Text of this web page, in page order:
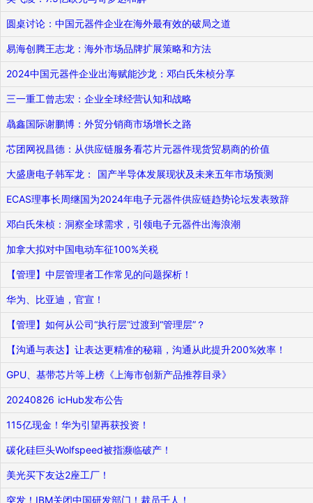
圆桌讨论：中国元器件企业在海外最有效的破局之道
易海创腾王志龙：海外市场品牌扩展策略和方法
2024中国元器件企业出海赋能沙龙：邓白氏朱桢分享
三一重工曾志宏：企业全球经营认知和战略
骉鑫国际谢鹏博：外贸分销商市场增长之路
芯团网祝昌德：从供应链服务看芯片元器件现货贸易商的价值
大盛唐电子韩军龙： 国产半导体发展现状及未来五年市场预测
ECAS理事长周继国为2024年电子元器件供应链趋势论坛发表致辞
邓白氏朱桢：洞察全球需求，引领电子元器件出海浪潮
加拿大拟对中国电动车征100%关税
【管理】中层管理者工作常见的问题探析！
华为、比亚迪，官宣！
【管理】如何从公司“执行层”过渡到“管理层”？
【沟通与表达】让表达更精准的秘籍，沟通从此提升200%效率！
GPU、基带芯片等上榜《上海市创新产品推荐目录》
20240826 icHub发布公告
115亿现金！华为引望再获投资！
碳化硅巨头Wolfspeed被指濒临破产！
美光买下友达2座工厂！
突发！IBM关闭中国研发部门！裁员千人！